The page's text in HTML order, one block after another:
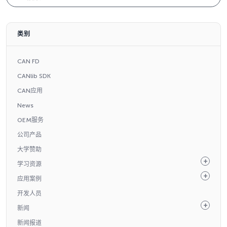
类别
CAN FD
CANlib SDK
CAN应用
News
OEM服务
公司产品
大学赞助
学习资源
应用案例
开发人员
新闻
新闻报道